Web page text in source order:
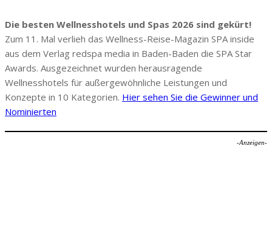
Die besten Wellnesshotels und Spas 2026 sind gekürt!
Zum 11. Mal verlieh das Wellness-Reise-Magazin SPA inside
aus dem Verlag redspa media in Baden-Baden die SPA Star
Awards. Ausgezeichnet wurden herausragende
Wellnesshotels für außergewöhnliche Leistungen und
Konzepte in 10 Kategorien. Hier sehen Sie die Gewinner und
Nominierten
-Anzeigen-